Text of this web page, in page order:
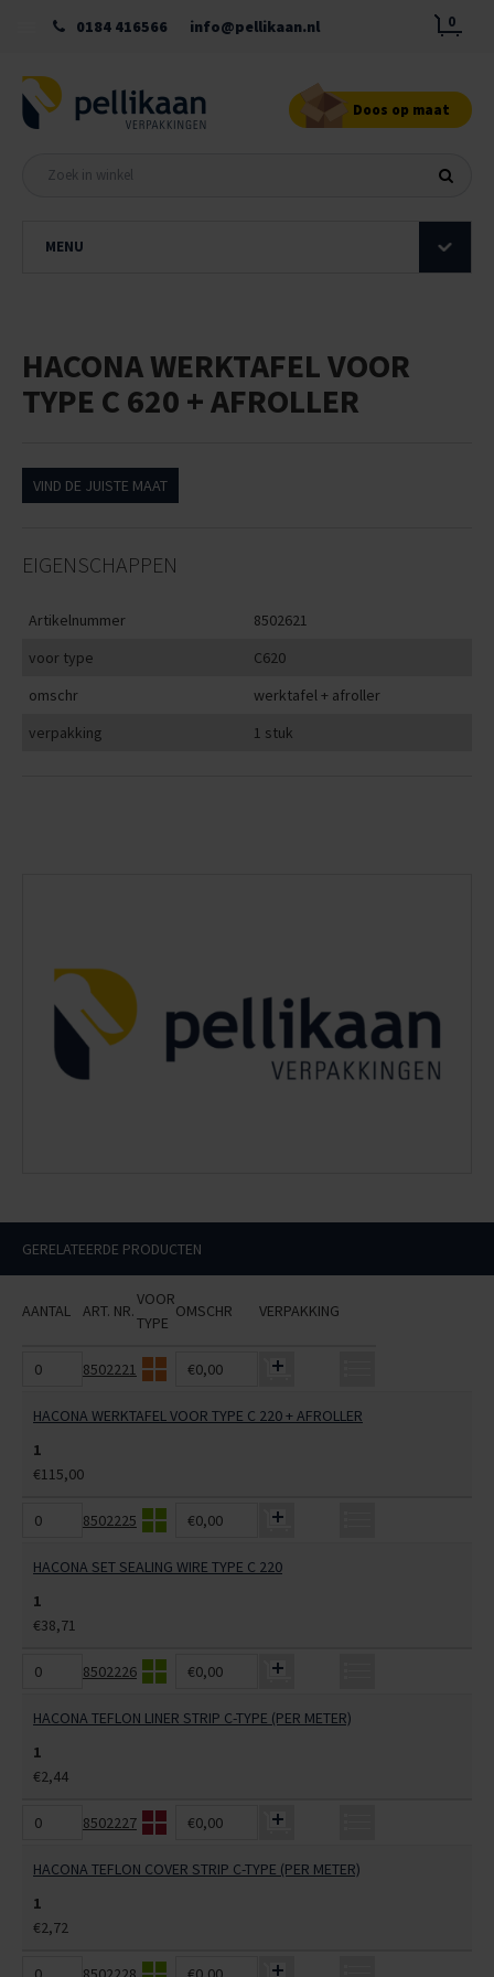
0184 416566 info@pellikaan.nl 0
Doos op maat
MENU
HACONA WERKTAFEL VOOR
TYPE C 620 + AFROLLER
VIND DE JUISTE MAAT
EIGENSCHAPPEN
Artikelnummer
8502621
voor type
C620
omschr
werktafel + afroller
verpakking
1 stuk
GERELATEERDE PRODUCTEN
AANTAL ART. NR.
VOOR
TYPE
OMSCHR VERPAKKING
8502221 €0,00
HACONA WERKTAFEL VOOR TYPE C 220 + AFROLLER
1
€115,00
8502225 €0,00
HACONA SET SEALING WIRE TYPE C 220
1
€38,71
8502226 €0,00
HACONA TEFLON LINER STRIP C-TYPE (PER METER)
1
€2,44
8502227 €0,00
HACONA TEFLON COVER STRIP C-TYPE (PER METER)
1
€2,72